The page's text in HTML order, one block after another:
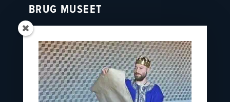
BRUG MUSEET
Oplevelser
Skoler
Østfyns Museer
Nyborg Museumsforening
KONTAKT